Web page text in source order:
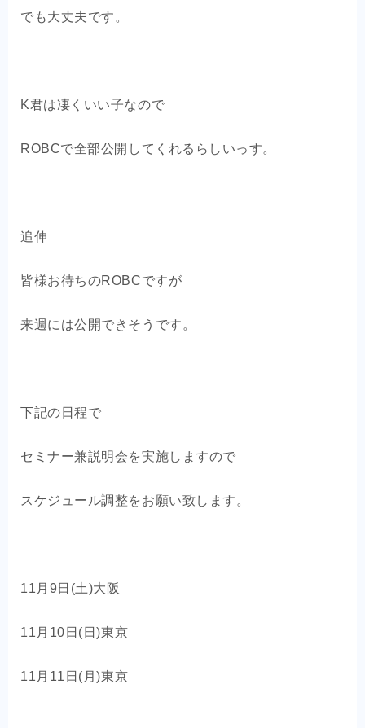
でも大丈夫です。
K君は凄くいい子なので
ROBCで全部公開してくれるらしいっす。
追伸
皆様お待ちのROBCですが
来週には公開できそうです。
下記の日程で
セミナー兼説明会を実施しますので
スケジュール調整をお願い致します。
11月9日(土)大阪
11月10日(日)東京
11月11日(月)東京